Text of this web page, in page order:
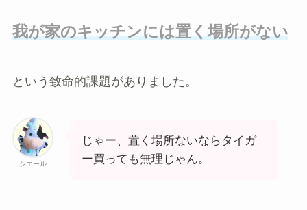
我が家のキッチンには置く場所がない
という致命的課題がありました。
シエール
じゃー、置く場所ないならタイガ
ー買っても無理じゃん。